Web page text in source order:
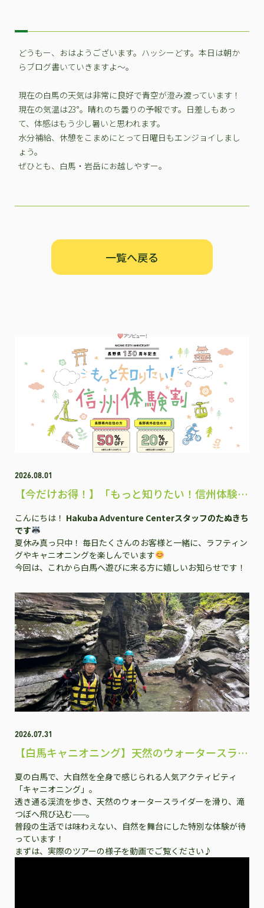
どうもー、おはようございます。ハッシーどす。本日は朝か
らブログ書いていきますよ～。
現在の白馬の天気は非常に良好で青空が澄み渡っています！
現在の気温は23°。晴れのち曇りの予報です。日差しもあっ
て、体感はもう少し暑いと思われます。
水分補給、休憩をこまめにとって日曜日もエンジョイしまし
ょう。
ぜひとも、白馬・岩岳にお越しやすー。
一覧へ戻る
2026.08.01
【今だけお得！】「もっと知りたい！信州体験
割」で白馬のアクティビティを楽しもう♪
こんにちは！ Hakuba Adventure Centerスタッフのたぬきち
です
夏休み真っ只中！ 毎日たくさんのお客様と一緒に、ラフティン
グやキャニオニングを楽しんでいます
今回は、これから白馬へ遊びに来る方に嬉しいお知らせです！
2026.07.31
【白馬キャニオニング】天然のウォータースライ
ダーで夏だけの大冒険！
夏の白馬で、大自然を全身で感じられる人気アクティビティ
「キャニオニング」。
透き通る渓流を歩き、天然のウォータースライダーを滑り、滝
つぼへ飛び込む——。
普段の生活では味わえない、自然を舞台にした特別な体験が待
っています！
まずは、実際のツアーの様子を動画でご覧ください♪